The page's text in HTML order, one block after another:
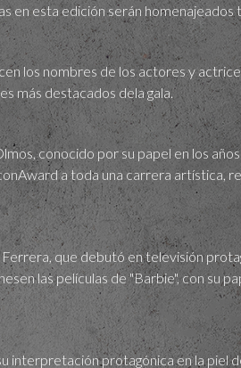
en esta edición serán
los nombres de los actores y
más destacados dela gala.
conocido por su papel en los
a toda una carrera artística,
que debutó en televisión
las películas de "Barbie", con su
protagónica en la piel